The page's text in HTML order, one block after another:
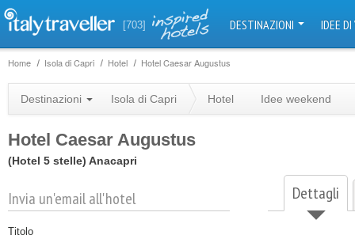
[703] DESTINAZIONI IDEE
Home Isola di Capri Hotel Hotel Caesar Augustus
Destinazioni Isola di Capri Hotel Idee weekend
Hotel Caesar Augustus
(Hotel 5 stelle) Anacapri
Dettagli
Invia un'email all'hotel
Titolo